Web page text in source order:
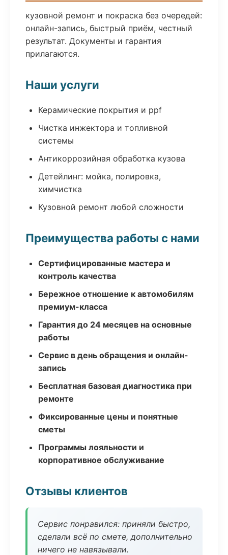
кузовной ремонт и покраска без очередей:
онлайн-запись, быстрый приём, честный
результат. Документы и гарантия
прилагаются.
Наши услуги
Керамические покрытия и ppf
Чистка инжектора и топливной
системы
Антикоррозийная обработка кузова
Детейлинг: мойка, полировка,
химчистка
Кузовной ремонт любой сложности
Преимущества работы с нами
Сертифицированные мастера и
контроль качества
Бережное отношение к автомобилям
премиум-класса
Гарантия до 24 месяцев на основные
работы
Сервис в день обращения и онлайн-
запись
Бесплатная базовая диагностика при
ремонте
Фиксированные цены и понятные
сметы
Программы лояльности и
корпоративное обслуживание
Отзывы клиентов
Сервис понравился: приняли быстро,
сделали всё по смете, дополнительно
ничего не навязывали.